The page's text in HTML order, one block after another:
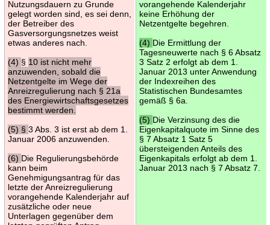
Nutzungsdauern zu Grunde
gelegt worden sind, es sei denn,
der Betreiber des
Gasversorgungsnetzes weist
etwas anderes nach.
(4) § 10 ist nicht mehr
anzuwenden, sobald die
Netzentgelte im Wege der
Anreizregulierung nach § 21a
des Energiewirtschaftsgesetzes
bestimmt werden.
(5) § 3 Abs. 3 ist erst ab dem 1.
Januar 2006 anzuwenden.
(6) Die Regulierungsbehörde
kann beim
Genehmigungsantrag für das
letzte der Anreizregulierung
vorangehende Kalenderjahr auf
zusätzliche oder neue
Unterlagen gegenüber dem
vorangehende Kalenderjahr
keine Erhöhung der
Netzentgelte begehren.
(4) Die Ermittlung der
Tagesneuwerte nach § 6 Absatz
3 Satz 2 erfolgt ab dem 1.
Januar 2013 unter Anwendung
der Indexreihen des
Statistischen Bundesamtes
gemäß § 6a.
(5) Die Verzinsung des die
Eigenkapitalquote im Sinne des
§ 7 Absatz 1 Satz 5
übersteigenden Anteils des
Eigenkapitals erfolgt ab dem 1.
Januar 2013 nach § 7 Absatz 7.